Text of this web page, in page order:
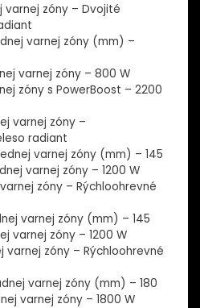
varnej zóny – Dvojité
varnej zóny (mm) –
varnej zóny – 800 W
zóny s PowerBoost – 2200
varnej zóny –
radiant
varnej zóny (mm) – 145
varnej zóny – 1200 W
zóny – Rýchloohrevné
varnej zóny (mm) – 145
varnej zóny – 1200 W
varnej zóny – Rýchloohrevné
varnej zóny (mm) – 180
varnej zóny – 1800 W